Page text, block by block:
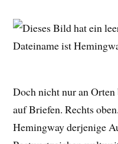
Doch nicht nur an
auf Briefen. Rechts
Hemingway derjenige